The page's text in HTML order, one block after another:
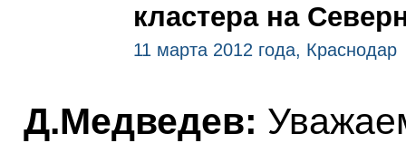
кластера на
11 марта 2012 года, Краснодар
Д.Медведев: